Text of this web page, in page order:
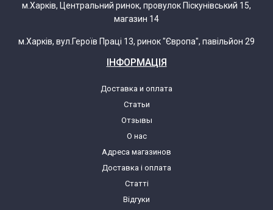
м.Харків, Центральний ринок, провулок Піскунівський 15,
магазин 14
м.Харків, вул.Героїв Праці 13, ринок "Європа", павільйон 29
ІНФОРМАЦІЯ
Доставка и оплата
Статьи
Отзывы
О нас
Адреса магазинов
Доставка і оплата
Статті
Відгуки